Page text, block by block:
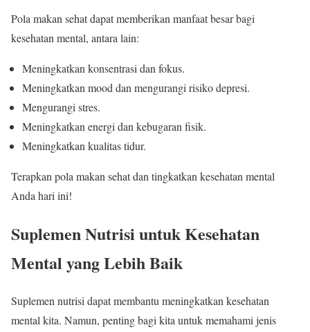
Pola makan sehat dapat memberikan manfaat besar bagi
kesehatan mental, antara lain:
Meningkatkan konsentrasi dan fokus.
Meningkatkan mood dan mengurangi risiko depresi.
Mengurangi stres.
Meningkatkan energi dan kebugaran fisik.
Meningkatkan kualitas tidur.
Terapkan pola makan sehat dan tingkatkan kesehatan mental
Anda hari ini!
Suplemen Nutrisi untuk Kesehatan
Mental yang Lebih Baik
Suplemen nutrisi dapat membantu meningkatkan kesehatan
mental kita. Namun, penting bagi kita untuk memahami jenis